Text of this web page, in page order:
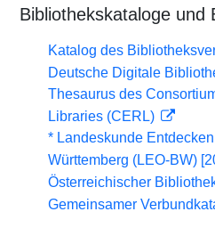
Bibliothekskataloge und
Katalog des
Deutsche Digitale
Thesaurus des
Libraries (CERL)
* Landeskunde
Württemberg (LEO-BW)
Österreichischer
Gemeinsamer